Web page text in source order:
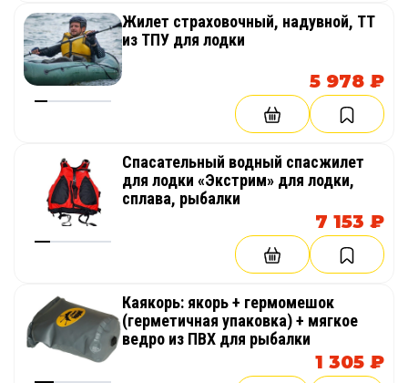
Жилет страховочный, надувной, ТТ
из ТПУ для лодки
5 978 ₽
Cпасательный водный спасжилет
для лодки «Экстрим» для лодки,
сплава, рыбалки
7 153 ₽
Каякорь: якорь + гермомешок
(герметичная упаковка) + мягкое
ведро из ПВХ для рыбалки
1 305 ₽